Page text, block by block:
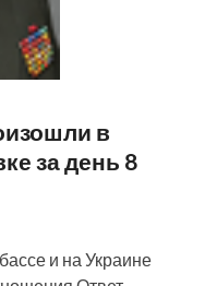
в
за день 8
и на Украине